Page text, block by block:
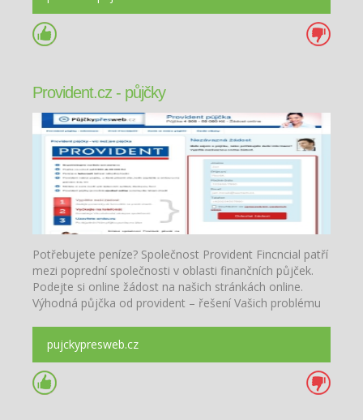
Provident.cz - půjčky
Potřebujete peníze? Společnost Provident Fincncial patří
mezi poprední společnosti v oblasti finančních půjček.
Podejte si online žádost na našich stránkách online.
Výhodná půjčka od provident – řešení Vašich problému
pujckypresweb.cz